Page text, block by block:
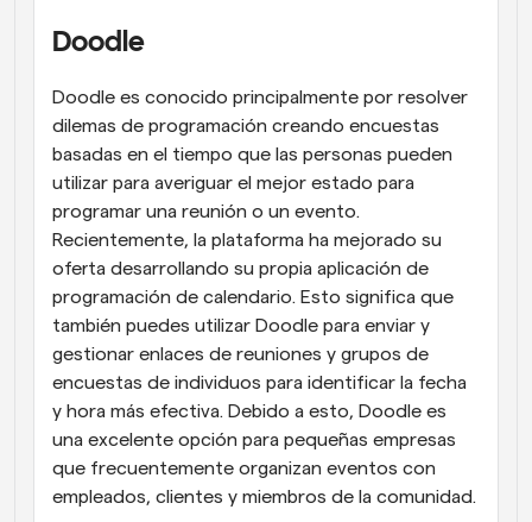
Doodle
Doodle es conocido principalmente por resolver
dilemas de programación creando encuestas
basadas en el tiempo que las personas pueden
utilizar para averiguar el mejor estado para
programar una reunión o un evento.
Recientemente, la plataforma ha mejorado su
oferta desarrollando su propia aplicación de
programación de calendario. Esto significa que
también puedes utilizar Doodle para enviar y
gestionar enlaces de reuniones y grupos de
encuestas de individuos para identificar la fecha
y hora más efectiva. Debido a esto, Doodle es
una excelente opción para pequeñas empresas
que frecuentemente organizan eventos con
empleados, clientes y miembros de la comunidad.